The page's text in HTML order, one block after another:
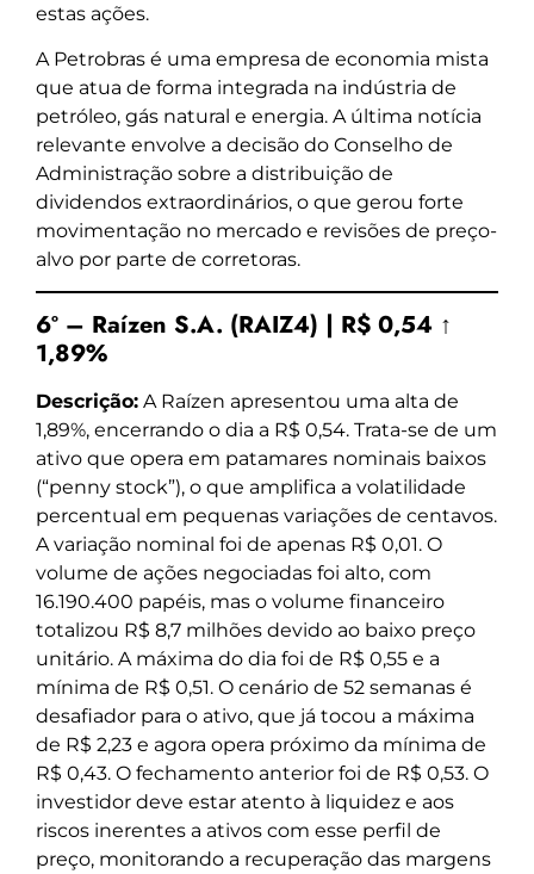
estas ações.
A Petrobras é uma empresa de economia mista
que atua de forma integrada na indústria de
petróleo, gás natural e energia. A última notícia
relevante envolve a decisão do Conselho de
Administração sobre a distribuição de
dividendos extraordinários, o que gerou forte
movimentação no mercado e revisões de preço-
alvo por parte de corretoras.
6º – Raízen S.A. (RAIZ4) | R$ 0,54 ↑
1,89%
Descrição: A Raízen apresentou uma alta de
1,89%, encerrando o dia a R$ 0,54. Trata-se de um
ativo que opera em patamares nominais baixos
(“penny stock”), o que amplifica a volatilidade
percentual em pequenas variações de centavos.
A variação nominal foi de apenas R$ 0,01. O
volume de ações negociadas foi alto, com
16.190.400 papéis, mas o volume financeiro
totalizou R$ 8,7 milhões devido ao baixo preço
unitário. A máxima do dia foi de R$ 0,55 e a
mínima de R$ 0,51. O cenário de 52 semanas é
desafiador para o ativo, que já tocou a máxima
de R$ 2,23 e agora opera próximo da mínima de
R$ 0,43. O fechamento anterior foi de R$ 0,53. O
investidor deve estar atento à liquidez e aos
riscos inerentes a ativos com esse perfil de
preço, monitorando a recuperação das margens